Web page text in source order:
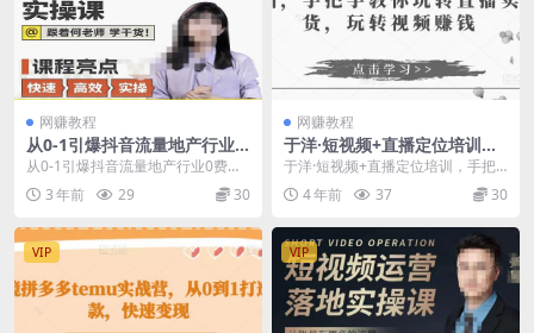
网赚教程
从0-1引爆抖音流量地产行业0
费获客实操课，跟着地产人何
老师，快速高效实操学干货
从0-1引爆抖音流量地产行业0费获
客实操课，跟着地产人何老师，快
速高效实操学干货...
3 年前 29 30
网赚教程
于洋·短视频+直播定位培训，
手把手教你玩转直播卖货，玩
转视频赚钱
于洋·短视频+直播定位培训，手把
手教你玩转直播卖货，玩转视频赚
钱 课程介绍： 课...
4 年前 37 30
VIP VIP